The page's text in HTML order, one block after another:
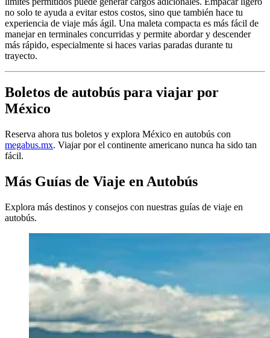
no solo te ayuda a evitar estos costos, sino que también hace tu
experiencia de viaje más ágil. Una maleta compacta es más fácil de
manejar en terminales concurridas y permite abordar y descender
más rápido, especialmente si haces varias paradas durante tu
trayecto.
Boletos de autobús para viajar por
México
Reserva ahora tus boletos y explora México en autobús con
megabus.mx. Viajar por el continente americano nunca ha sido tan
fácil.
Más Guías de Viaje en Autobús
Explora más destinos y consejos con nuestras guías de viaje en
autobús.